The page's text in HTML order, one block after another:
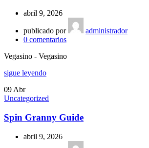
abril 9, 2026
publicado por
administrador
0 comentarios
Vegasino - Vegasino
sigue leyendo
09 Abr
Uncategorized
Spin Granny Guide
abril 9, 2026